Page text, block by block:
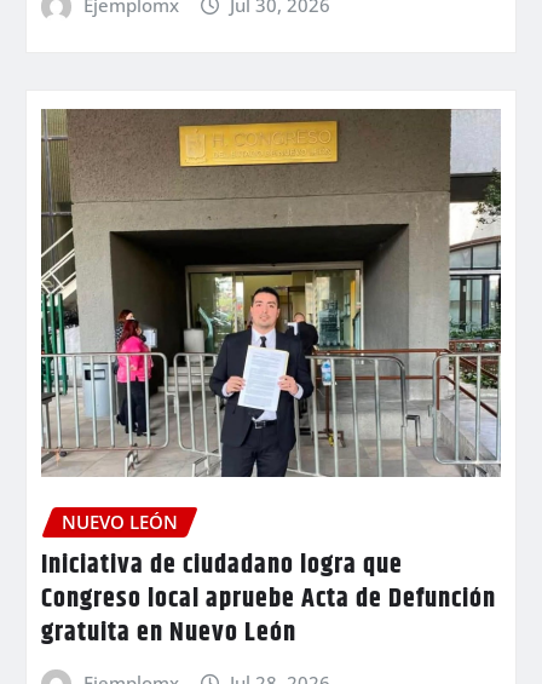
NUEVO LEÓN
Iniciativa de ciudadano logra que
Congreso local apruebe Acta de Defunción
gratuita en Nuevo León